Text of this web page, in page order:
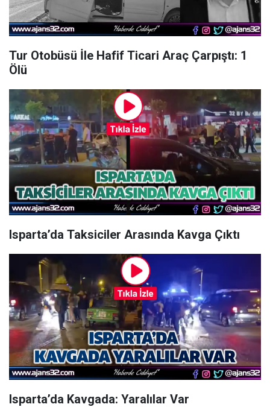
Tur Otobüsü İle Hafif Ticari Araç Çarpıştı: 1
Ölü
Isparta’da Taksiciler Arasında Kavga Çıktı
Isparta’da Kavgada: Yaralılar Var